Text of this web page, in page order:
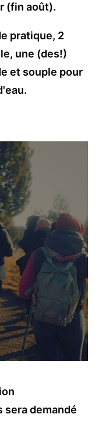
(fin août).
pratique, 2
une (des!)
et souple pour
sera demandé